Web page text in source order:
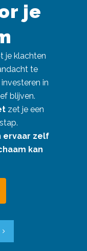
je
je klachten
te
in
blijven.
zet je een
ervaar zelf
kan